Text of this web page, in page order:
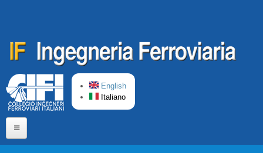
English
Italiano